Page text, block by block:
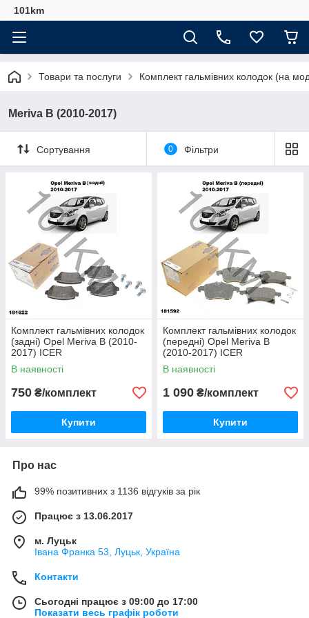
101km
Товари та послуги Комплект гальмівних колодок (на
Meriva B (2010-2017)
Сортування 0 Фільтри
Комплект гальмівних колодок
(задні) Opel Meriva B (2010-
2017) ICER
В наявності
750 ₴/комплект
Купити
Комплект гальмівних колодок
(передні) Opel Meriva B
(2010-2017) ICER
В наявності
1 090 ₴/комплект
Купити
Про нас
99% позитивних з 1136 відгуків за рік
Працює з 13.06.2017
м. Луцьк
Івана Франка 53, Луцьк, Україна
Контакти
Сьогодні працює з 09:00 до 17:00
Показати весь графік роботи